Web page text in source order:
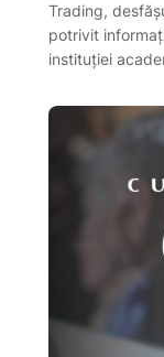
Trading,
potrivit
instituției